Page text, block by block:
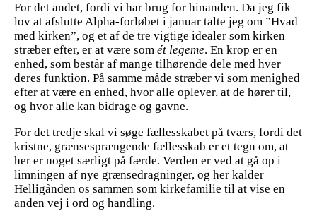
For det andet, fordi vi har brug for hinanden. Da jeg fik
lov at afslutte Alpha-forløbet i januar talte jeg om ”Hvad
med kirken”, og et af de tre vigtige idealer som kirken
stræber efter, er at være som ét legeme. En krop er en
enhed, som består af mange tilhørende dele med hver
deres funktion. På samme måde stræber vi som menighed
efter at være en enhed, hvor alle oplever, at de hører til,
og hvor alle kan bidrage og gavne.
For det tredje skal vi søge fællesskabet på tværs, fordi det
kristne, grænsesprængende fællesskab er et tegn om, at
her er noget særligt på færde. Verden er ved at gå op i
limningen af nye grænsedragninger, og her kalder
Helligånden os sammen som kirkefamilie til at vise en
anden vej i ord og handling.